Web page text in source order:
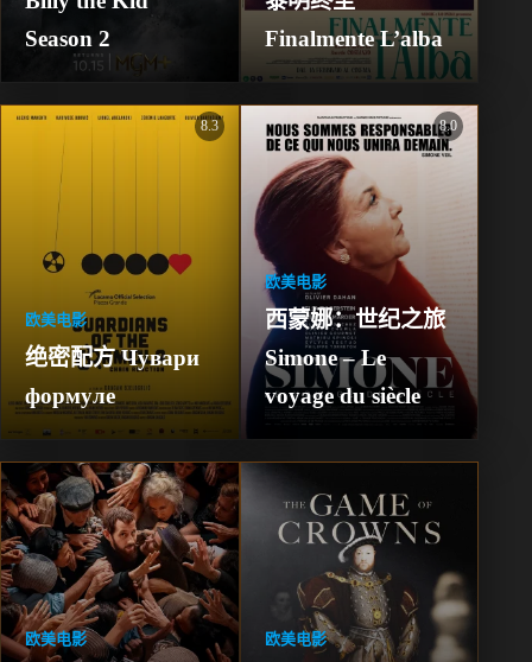
Season 2
Finalmente L’alba
8.3
欧美电影
绝密配方 Чувари
формуле
8.0
欧美电影
西蒙娜：世纪之旅
Simone – Le
voyage du siècle
欧美电影 欧美电影